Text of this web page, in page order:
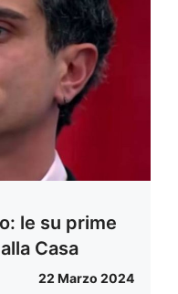
le su prime
Casa
22 Marzo 2024